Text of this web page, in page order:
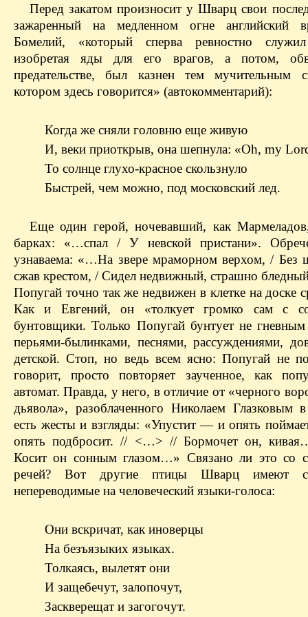
Перед закатом произносит у Шварц свои
зажаренный на медленном огне английский
Бомелий, «который сперва ревностно
изобретая яды для его врагов, а потом,
предательстве, был казнен тем мучительным
котором здесь говорится» (автокомментарий):
Когда же сняли головню еще живую
И, веки приоткрыв, она шепнула: «Oh, my
То солнце глухо-красное скользнуло
Быстрей, чем можно, под московский лед.
Еще один герой, ночевавший, как
барках: «…спал / У невской пристани».
узнаваема: «…На звере мраморном верхом, / Без
сжав крестом, / Сидел недвижный, страшно
Попугай точно так же недвижен в клетке на доске
Как и Евгений, он «толкует громко сам с
бунтовщики. Только Попугай бунтует не
перьями-былинками, песнями, рассуждениями,
детской. Стоп, но ведь всем ясно: Попугай не
говорит, просто повторяет заученное, как
автомат. Правда, у него, в отличие от «черного
дьявола», разоблаченного Николаем Глазковым
есть жесты и взгляды: «Упустит — и опять
опять подбросит. // <…> // Бормочет он,
Косит он сонным глазом…» Связано ли это со
речей? Вот другие птицы Шварц имеют
непереводимые на человеческий языки-голоса:
Они вскричат, как иноверцы
На безъязыких языках.
Толкаясь, вылетят они
И защебечут, залопочут,
Заскверещат и загогочут.